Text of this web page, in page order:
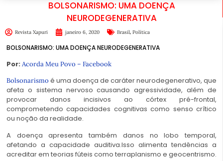
BOLSONARISMO: UMA DOENÇA
NEURODEGENERATIVA
Revista Xapuri janeiro 6, 2020 Brasil, Política
BOLSONARISMO: UMA DOENÇA NEURODEGENERATIVA
Por: Acorda Meu Povo – Facebook
Bolsonarismo é uma doença de caráter neurodegenerativo, que
afeta o sistema nervoso causando agressividade, além de
provocar danos incisivos ao córtex pré-frontal,
comprometendo capacidades cognitivas como senso crítico
ou noção da realidade.
A doença apresenta também danos no lobo temporal,
afetando a capacidade auditiva.Isso alimenta tendências a
acreditar em teorias fúteis como terraplanismo e geocentrismo.